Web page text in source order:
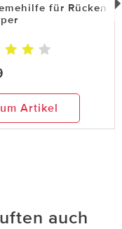
für Rücken
Artikel
auch